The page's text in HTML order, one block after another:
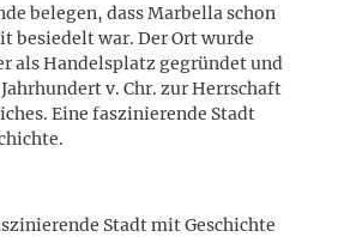
belegen, dass Marbella schon
besiedelt war. Der Ort wurde
als Handelsplatz gegründet und
v. Chr. zur Herrschaft
Eine faszinierende Stadt
Stadt mit Geschichte